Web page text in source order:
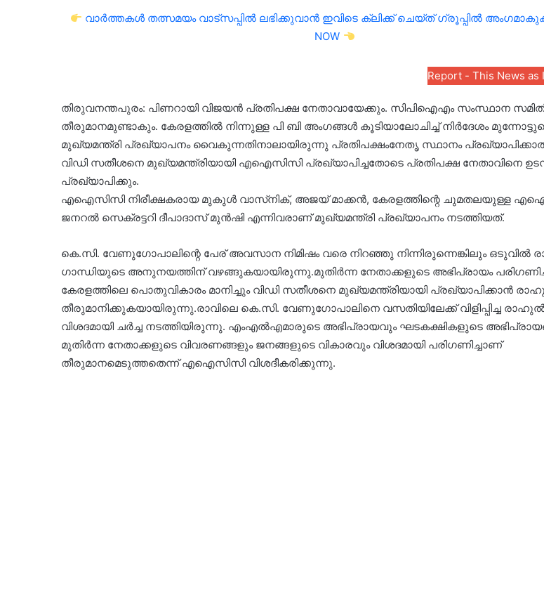
വാർത്തകൾ തത്സമയം വാട്സപ്പിൽ ലഭിക്കുവാൻ ഇവിടെ ക്ലിക്ക് ചെയ്ത് ഗ്രൂപ്പിൽ അംഗമാകുക
NOW
Report - This News as
തിരുവനന്തപുരം: പിണറായി വിജയൻ പ്രതിപക്ഷ നേതാവായേക്കും. സിപിഐഎം സംസ്ഥാന
തീരുമാനമുണ്ടാകും. കേരളത്തിൽ നിന്നുള്ള പി ബി അംഗങ്ങൾ കൂടിയാലോചിച്ച് നിർദേശം
മുഖ്യമന്ത്രി പ്രഖ്യാപനം വൈകുന്നതിനാലായിരുന്നു പ്രതിപക്ഷംനേതൃ സ്ഥാനം
വിഡി സതീശനെ മുഖ്യമന്ത്രിയായി എഐസിസി പ്രഖ്യാപിച്ചതോടെ പ്രതിപക്ഷ നേതാവിനെ
പ്രഖ്യാപിക്കും.
എഐസിസി നിരീക്ഷകരായ മുകുൾ വാസ്‌നിക്, അജയ് മാക്കൻ, കേരളത്തിന്റെ ചുമതലയുള്ള
ജനറൽ സെക്രട്ടറി ദീപാദാസ് മുൻഷി എന്നിവരാണ് മുഖ്യമന്ത്രി പ്രഖ്യാപനം നടത്തിയത്.
കെ.സി. വേണുഗോപാലിന്റെ പേര് അവസാന നിമിഷം വരെ നിറഞ്ഞു നിന്നിരുന്നെങ്കിലും ഒടുവിൽ
ഗാന്ധിയുടെ അനുനയത്തിന് വഴങ്ങുകയായിരുന്നു.മുതിർന്ന നേതാക്കളുടെ അഭിപ്രായം
കേരളത്തിലെ പൊതുവികാരം മാനിച്ചും വിഡി സതീശനെ മുഖ്യമന്ത്രിയായി പ്രഖ്യാപിക്കാൻ
തീരുമാനിക്കുകയായിരുന്നു.രാവിലെ കെ.സി. വേണുഗോപാലിനെ വസതിയിലേക്ക് വിളിപ്പിച്ച
വിശദമായി ചർച്ച നടത്തിയിരുന്നു. എംഎൽഎമാരുടെ അഭിപ്രായവും ഘടകക്ഷികളുടെ
മുതിർന്ന നേതാക്കളുടെ വിവരണങ്ങളും ജനങ്ങളുടെ വികാരവും വിശദമായി പരിഗണിച്ചാണ്
തീരുമാനമെടുത്തതെന്ന് എഐസിസി വിശദീകരിക്കുന്നു.